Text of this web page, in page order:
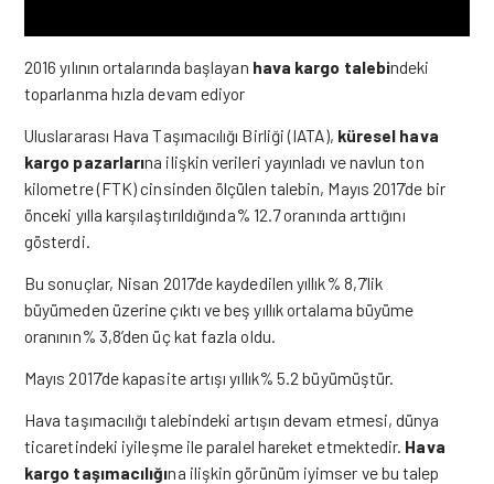
2016 yılının ortalarında başlayan hava kargo talebindeki
toparlanma hızla devam ediyor
Uluslararası Hava Taşımacılığı Birliği (IATA), küresel hava
kargo pazarlarına ilişkin verileri yayınladı ve navlun ton
kilometre (FTK) cinsinden ölçülen talebin, Mayıs 2017’de bir
önceki yılla karşılaştırıldığında% 12.7 oranında arttığını
gösterdi.
Bu sonuçlar, Nisan 2017’de kaydedilen yıllık% 8,7’lik
büyümeden üzerine çıktı ve beş yıllık ortalama büyüme
oranının% 3,8’den üç kat fazla oldu.
Mayıs 2017’de kapasite artışı yıllık% 5.2 büyümüştür.
Hava taşımacılığı talebindeki artışın devam etmesi, dünya
ticaretindeki iyileşme ile paralel hareket etmektedir. Hava
kargo taşımacılığına ilişkin görünüm iyimser ve bu talep